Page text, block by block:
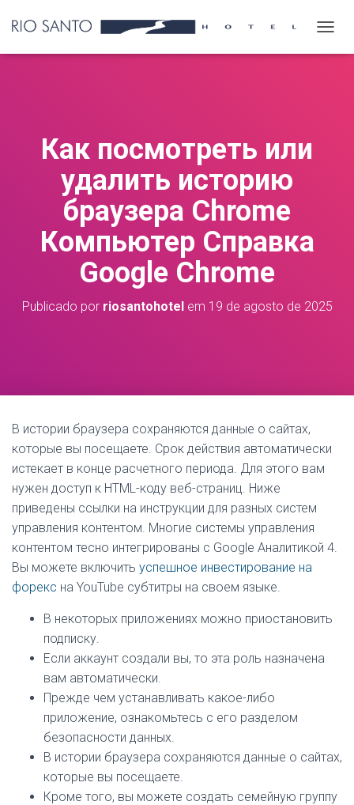
L
Как посмотреть или
удалить историю
браузера Chrome
Компьютер Cправка
Google Chrome
Publicado por riosantohotelem 19 de agosto de 2025
В истории браузера сохраняются данные о сайтах,
которые вы посещаете. Срок действия автоматически
истекает в конце расчетного периода. Для этого вам
нужен доступ к HTML-коду веб-страниц. Ниже
приведены ссылки на инструкции для разных систем
управления контентом. Многие системы управления
контентом тесно интегрированы с Google Аналитикой 4.
Вы можете включить успешное инвестирование на
форекс на YouTube субтитры на своем языке.
В некоторых приложениях можно приостановить
подписку.
Если аккаунт создали вы, то эта роль назначена
вам автоматически.
Прежде чем устанавливать какое-либо
приложение, ознакомьтесь с его разделом
безопасности данных.
В истории браузера сохраняются данные о сайтах,
которые вы посещаете.
Кроме того, вы можете создать семейную группу